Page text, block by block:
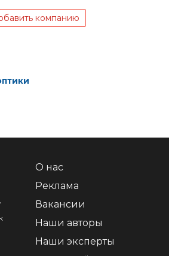
компанию
О нас
Реклама
Вакансии
Наши авторы
Наши эксперты